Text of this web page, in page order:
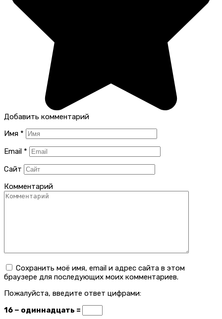
Добавить комментарий
Имя *
Email *
Сайт
Комментарий
Сохранить моё имя, email и адрес сайта в этом
браузере для последующих моих комментариев.
Пожалуйста, введите ответ цифрами:
16 − одиннадцать =